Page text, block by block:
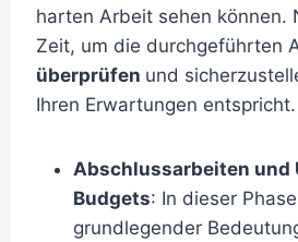
harten Arbeit sehen können.
Zeit, um die durchgeführten
überprüfen und
Ihren Erwartungen entspricht.
Abschlussarbeiten und
Budgets: In dieser
grundlegender